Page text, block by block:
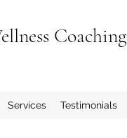
Coaching
Services Testimonials